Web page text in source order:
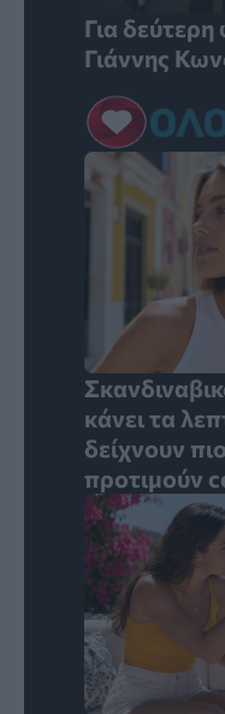
Για
Γιάννης
κάνει τα
δείχνουν
προτιμούν